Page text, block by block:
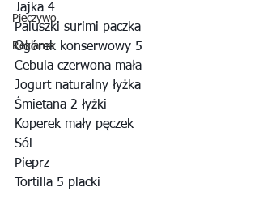
Pieczywo
Reklama
Jajka 4
Paluszki surimi paczka
Ogórek konserwowy 5
Cebula czerwona mała
Jogurt naturalny łyżka
Śmietana 2 łyżki
Koperek mały pęczek
Sól
Pieprz
Tortilla 5 placki